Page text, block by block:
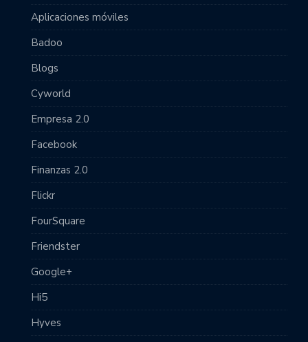
Aplicaciones móviles
Badoo
Blogs
Cyworld
Empresa 2.0
Facebook
Finanzas 2.0
Flickr
FourSquare
Friendster
Google+
Hi5
Hyves